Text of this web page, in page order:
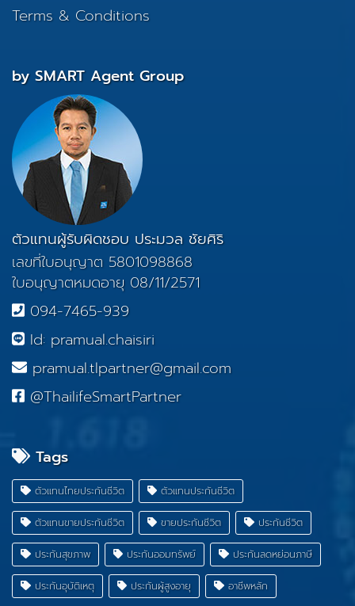
Terms & Conditions
by SMART Agent Group
ตัวแทนผู้รับผิดชอบ ประมวล ชัยศิริ
เลขที่ใบอนุญาต 5801098868
ใบอนุญาตหมดอายุ 08/11/2571
094-7465-939
Id: pramual.chaisiri
pramual.tlpartner@gmail.com
@ThailifeSmartPartner
Tags
ตัวแทนไทยประกันชีวิต ตัวแทนประกันชีวิต
ตัวแทนขายประกันชีวิต ขายประกันชีวิต ประกันชีวิต
ประกันสุขภาพ ประกันออมทรัพย์ ประกันลดหย่อนภาษี
ประกันอุบัติเหตุ ประกันผู้สูงอายุ อาชีพหลัก